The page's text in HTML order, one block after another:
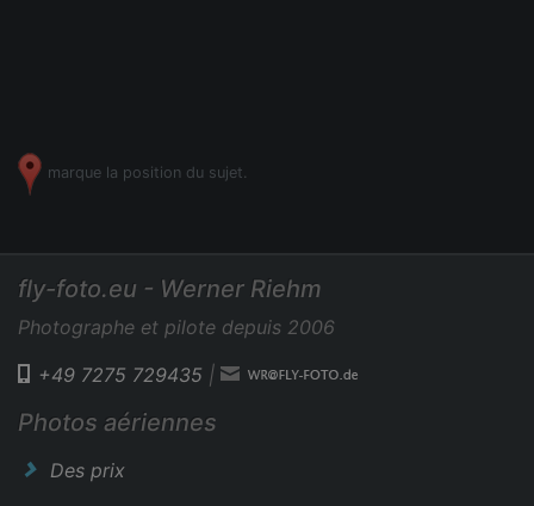
marque la position du sujet.
fly-foto.eu - Werner Riehm
Photographe et pilote depuis 2006
+49 7275 729435 |
Photos aériennes
Des prix